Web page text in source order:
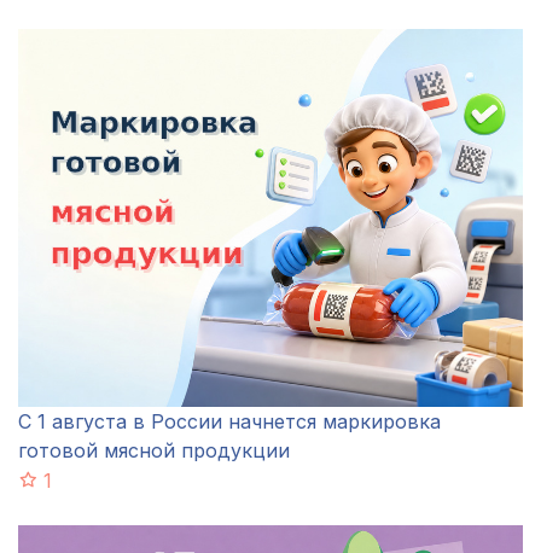
С 1 августа в России начнется маркировка
готовой мясной продукции
1